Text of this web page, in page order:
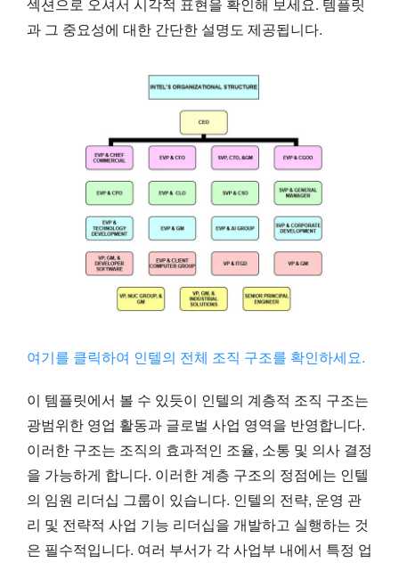
과 그 중요성에 대한 간단한 설명도 제공됩니다.
여기를 클릭하여 인텔의 전체 조직 구조를 확인하세요.
이 템플릿에서 볼 수 있듯이 인텔의 계층적 조직 구조는
광범위한 영업 활동과 글로벌 사업 영역을 반영합니다.
이러한 구조는 조직의 효과적인 조율, 소통 및 의사 결정
을 가능하게 합니다. 이러한 계층 구조의 정점에는 인텔
의 임원 리더십 그룹이 있습니다. 인텔의 전략, 운영 관
리 및 전략적 사업 기능 리더십을 개발하고 실행하는 것
은 필수적입니다. 여러 부서가 각 사업부 내에서 특정 업